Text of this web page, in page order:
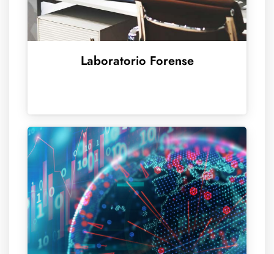
Laboratorio Forense